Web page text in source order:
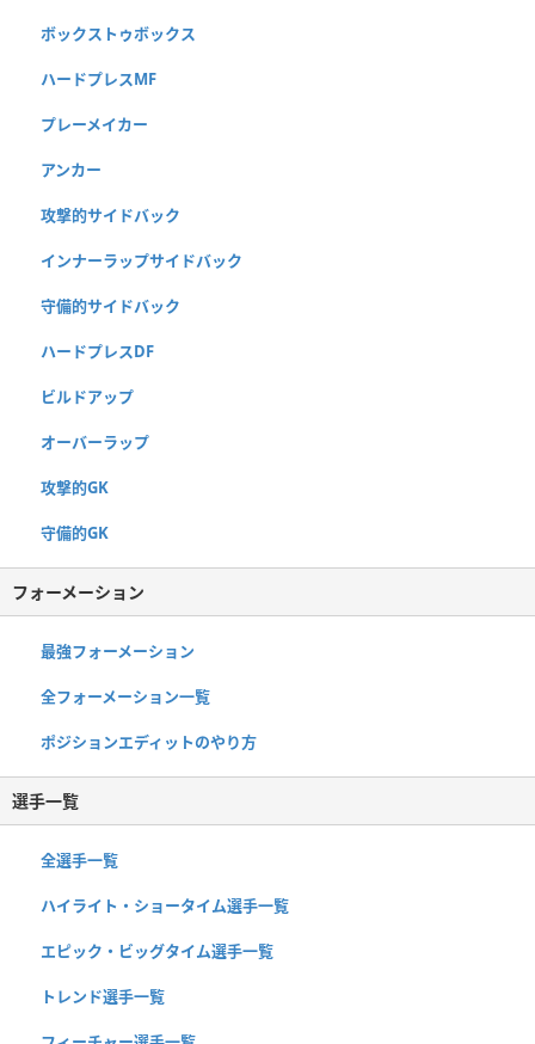
ボックストゥボックス
ハードプレスMF
プレーメイカー
アンカー
攻撃的サイドバック
インナーラップサイドバック
守備的サイドバック
ハードプレスDF
ビルドアップ
オーバーラップ
攻撃的GK
守備的GK
フォーメーション
最強フォーメーション
全フォーメーション一覧
ポジションエディットのやり方
選手一覧
全選手一覧
ハイライト・ショータイム選手一覧
エピック・ビッグタイム選手一覧
トレンド選手一覧